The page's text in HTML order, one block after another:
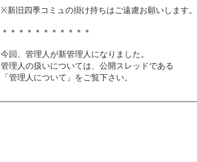
※新旧四季コミュの掛け持ちはご遠慮お願いします。
＊＊＊＊＊＊＊＊＊＊＊
今回、管理人が新管理人になりました。
管理人の扱いについては、公開スレッドである
「管理人について」をご覧下さい。